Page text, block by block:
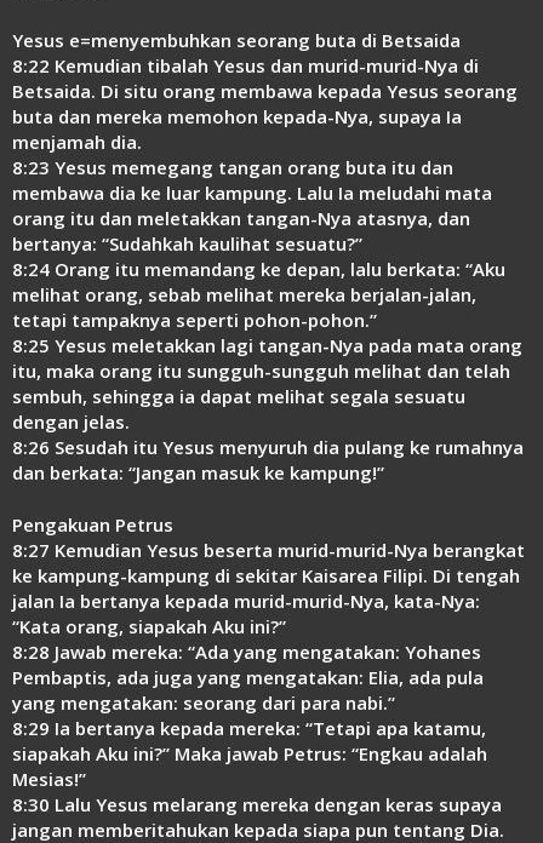
Yesus e=menyembuhkan seorang buta di Betsaida
8:22 Kemudian tibalah Yesus dan murid-murid-Nya di
Betsaida. Di situ orang membawa kepada Yesus seorang
buta dan mereka memohon kepada-Nya, supaya Ia
menjamah dia.
8:23 Yesus memegang tangan orang buta itu dan
membawa dia ke luar kampung. Lalu Ia meludahi mata
orang itu dan meletakkan tangan-Nya atasnya, dan
bertanya: “Sudahkah kaulihat sesuatu?”
8:24 Orang itu memandang ke depan, lalu berkata: “Aku
melihat orang, sebab melihat mereka berjalan-jalan,
tetapi tampaknya seperti pohon-pohon.”
8:25 Yesus meletakkan lagi tangan-Nya pada mata orang
itu, maka orang itu sungguh-sungguh melihat dan telah
sembuh, sehingga ia dapat melihat segala sesuatu
dengan jelas.
8:26 Sesudah itu Yesus menyuruh dia pulang ke rumahnya
dan berkata: “Jangan masuk ke kampung!”
Pengakuan Petrus
8:27 Kemudian Yesus beserta murid-murid-Nya berangkat
ke kampung-kampung di sekitar Kaisarea Filipi. Di tengah
jalan Ia bertanya kepada murid-murid-Nya, kata-Nya:
“Kata orang, siapakah Aku ini?”
8:28 Jawab mereka: “Ada yang mengatakan: Yohanes
Pembaptis, ada juga yang mengatakan: Elia, ada pula
yang mengatakan: seorang dari para nabi.”
8:29 Ia bertanya kepada mereka: “Tetapi apa katamu,
siapakah Aku ini?” Maka jawab Petrus: “Engkau adalah
Mesias!”
8:30 Lalu Yesus melarang mereka dengan keras supaya
jangan memberitahukan kepada siapa pun tentang Dia.